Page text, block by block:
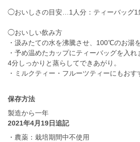
◯おいしさの目安…1人分：ティーバッグ1
◯おいしい飲み方
・汲みたての水を沸騰させ、100℃のお湯
・予め温めたカップにティーバッグを入
4分しっかりと蒸らしてできあがり。
・ミルクティー・フルーツティーにもおす
保存方法
製造から一年
2021年4月19日追記
・農薬：栽培期間中不使用